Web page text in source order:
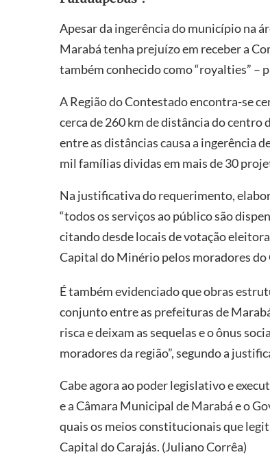
Apesar da ingerência do município na
Marabá tenha prejuízo em receber a
também conhecido como “royalties” –
A Região do Contestado encontra-se
cerca de 260 km de distância do centro
entre as distâncias causa a ingerência
mil famílias dividas em mais de 30
Na justificativa do requerimento,
“todos os serviços ao público são
citando desde locais de votação
Capital do Minério pelos moradores do
É também evidenciado que obras
conjunto entre as prefeituras de
risca e deixam as sequelas e o ônus
moradores da região”, segundo a
Cabe agora ao poder legislativo e
e a Câmara Municipal de Marabá e o
quais os meios constitucionais que
Capital do Carajás. (Juliano Corrêa)